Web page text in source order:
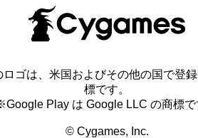
ゴは、米国およびその他の国で登
標です。
Play は Google LLC の商標で
© Cygames, Inc.